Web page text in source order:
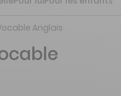
Anglais